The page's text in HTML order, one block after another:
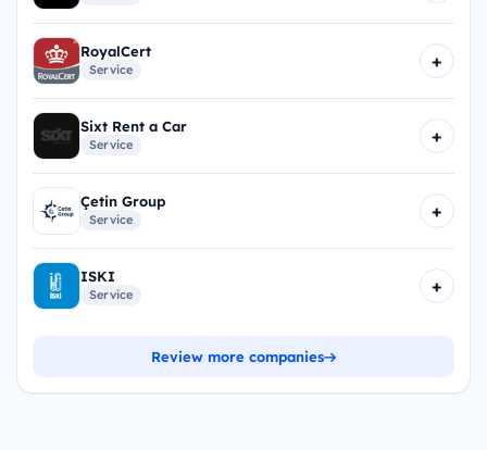
RoyalCert
Service +
Sixt Rent a Car
Service +
Çetin Group
Service +
ISKI
Service +
Review more companies